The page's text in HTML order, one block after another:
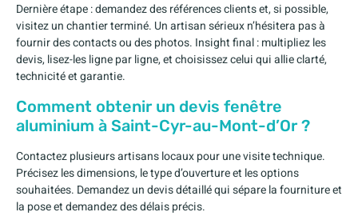
Dernière étape : demandez des références clients et, si possible,
visitez un chantier terminé. Un artisan sérieux n’hésitera pas à
fournir des contacts ou des photos. Insight final : multipliez les
devis, lisez-les ligne par ligne, et choisissez celui qui allie clarté,
technicité et garantie.
Comment obtenir un devis fenêtre
aluminium à Saint-Cyr-au-Mont-d’Or ?
Contactez plusieurs artisans locaux pour une visite technique.
Précisez les dimensions, le type d’ouverture et les options
souhaitées. Demandez un devis détaillé qui sépare la fourniture et
la pose et demandez des délais précis.